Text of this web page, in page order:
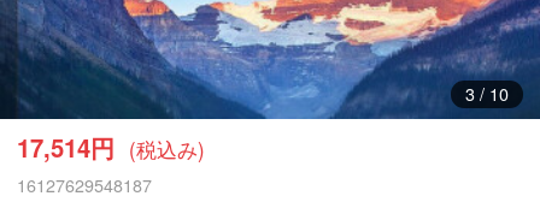
3/ 10
17,514円 (税込み)
16127629548187